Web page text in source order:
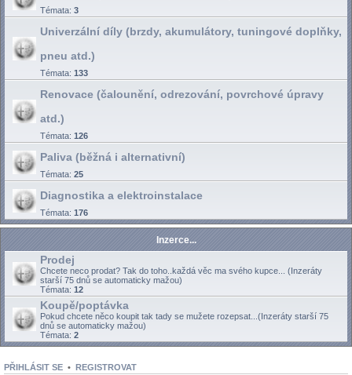
Témata: 3
Univerzální díly (brzdy, akumulátory, tuningové doplňky,
pneu atd.)
Témata: 133
Renovace (čalounění, odrezování, povrchové úpravy
atd.)
Témata: 126
Paliva (běžná i alternativní)
Témata: 25
Diagnostika a elektroinstalace
Témata: 176
Inzerce...
Prodej
Chcete neco prodat? Tak do toho..každá věc ma svého kupce... (Inzeráty
starší 75 dnů se automaticky mažou)
Témata: 12
Koupě/poptávka
Pokud chcete něco koupit tak tady se mužete rozepsat...(Inzeráty starší 75
dnů se automaticky mažou)
Témata: 2
PŘIHLÁSIT SE • REGISTROVAT